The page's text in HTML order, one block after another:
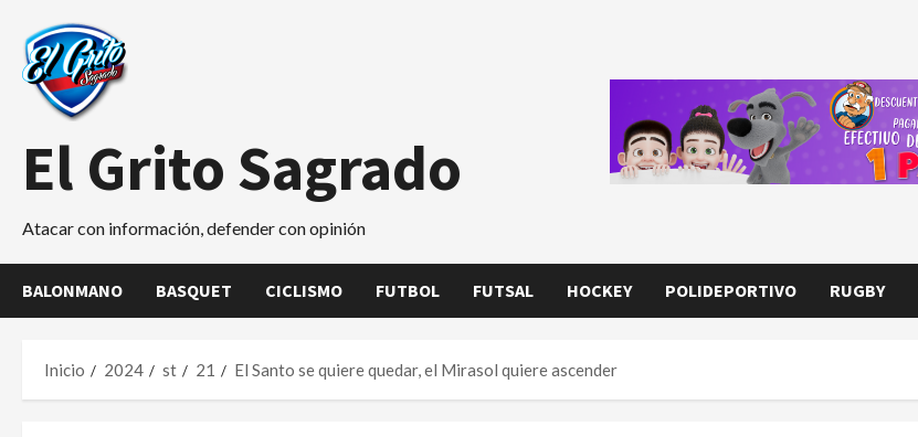
contenido
El Grito Sagrado
Atacar con información, defender con opinión
BALONMANO BASQUET CICLISMO FUTBOL FUTSAL HOCKEY POLIDEPORTIVO RUGBY
Inicio 2024 st 21 El Santo se quiere quedar, el Mirasol quiere ascender